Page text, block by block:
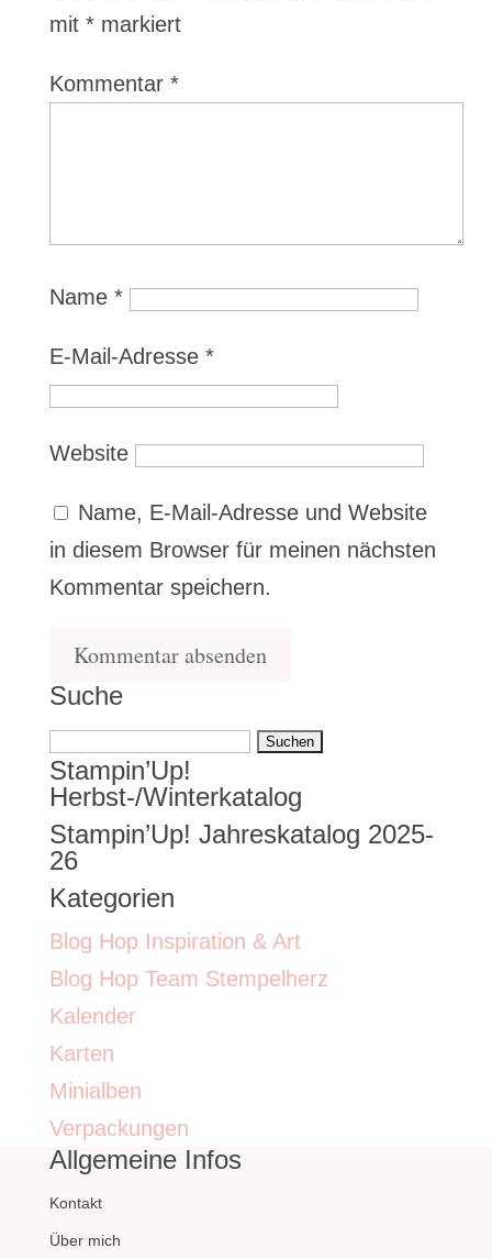
mit *markiert
Kommentar *
Name *
E-Mail-Adresse *
Website
Name, E-Mail-Adresse und Website
in diesem Browser für meinen nächsten
Kommentar speichern.
Suche
Suchen
nach:
Stampin’Up!
Herbst-/Winterkatalog
Stampin’Up! Jahreskatalog 2025-
26
Kategorien
Blog Hop Inspiration & Art
Blog Hop Team Stempelherz
Kalender
Karten
Minialben
Verpackungen
Allgemeine Infos
Kontakt
Über mich